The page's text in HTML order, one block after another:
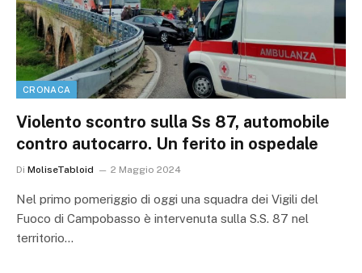
CRONACA
Violento scontro sulla Ss 87, automobile
contro autocarro. Un ferito in ospedale
Di MoliseTabloid 2 Maggio 2024
Nel primo pomeriggio di oggi una squadra dei Vigili del
Fuoco di Campobasso è intervenuta sulla S.S. 87 nel
territorio…